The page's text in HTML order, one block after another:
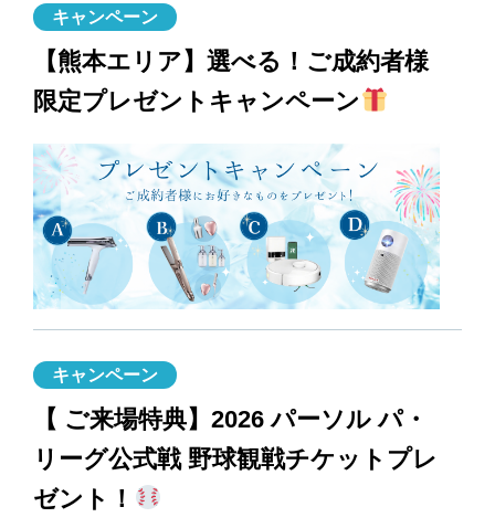
キャンペーン
【熊本エリア】選べる！ご成約者様
限定プレゼントキャンペーン
キャンペーン
【 ご来場特典】2026 パーソル パ・
リーグ公式戦 野球観戦チケットプレ
ゼント！